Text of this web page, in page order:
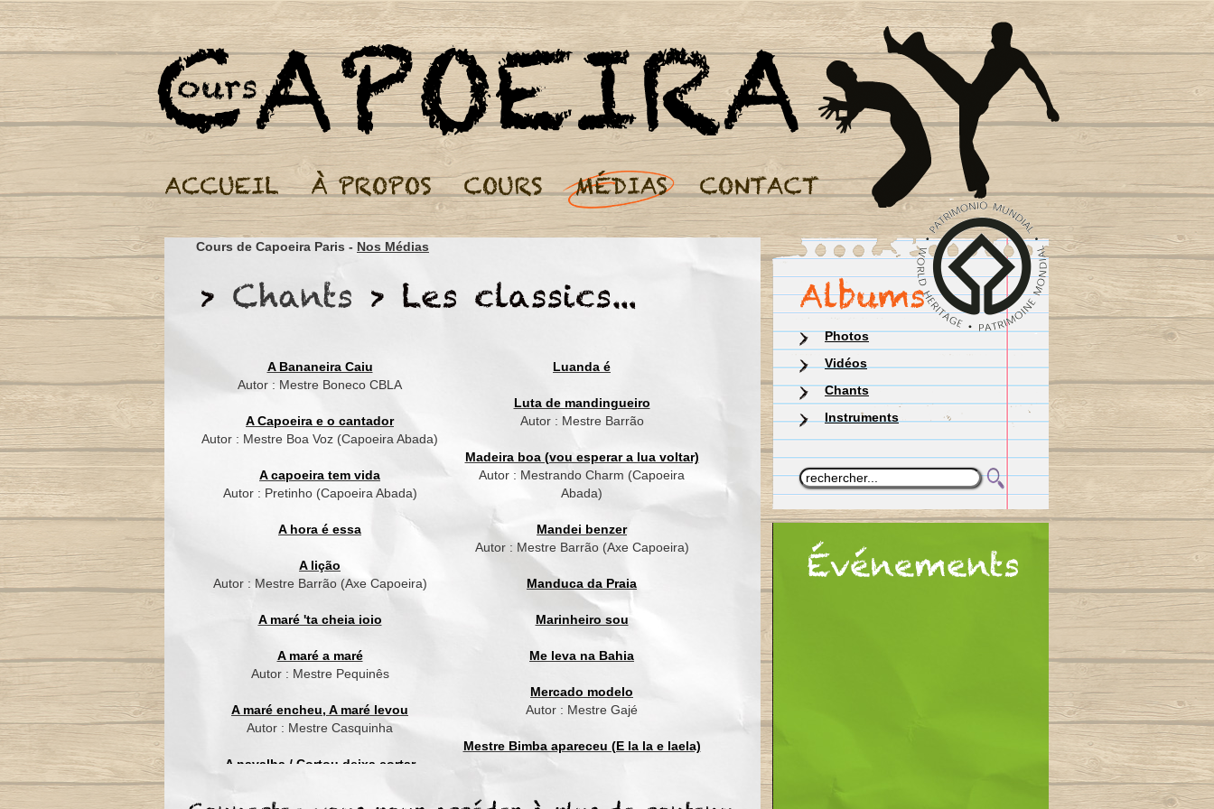
Cours de Capoeira Paris - Nos Médias
A Bananeira Caiu
Autor : Mestre Boneco CBLA
A Capoeira e o cantador
Autor : Mestre Boa Voz (Capoeira Abada)
A capoeira tem vida
Autor : Pretinho (Capoeira Abada)
A hora é essa
A lição
Autor : Mestre Barrão (Axe Capoeira)
A maré 'ta cheia ioio
A maré a maré
Autor : Mestre Pequinês
A maré encheu, A maré levou
Autor : Mestre Casquinha
A navalha / Cortou deixa cortar
Luanda é
Luta de mandingueiro
Autor : Mestre Barrão
Madeira boa (vou esperar a lua voltar)
Autor : Mestrando Charm (Capoeira
Abada)
Mandei benzer
Autor : Mestre Barrão (Axe Capoeira)
Manduca da Praia
Marinheiro sou
Me leva na Bahia
Mercado modelo
Autor : Mestre Gajé
Mestre Bimba apareceu (E la la e laela)
Photos
Vidéos
Chants
Instruments
Cours de Capoeira Paris - Nos Médias
África se uniu
África se uniu
Do povo guerreiro e sófrido
Por issó não teme o périgo
Lutar contra a escravidão
África se uniu
Cultura afro brasileira
Aprende a plantar macaxeira
Subi o pe de bananeira
Amor que só a natureza
Tempéro que da o sabor
África se uniu
Negro mulato mameluco
Em busca da libertacão